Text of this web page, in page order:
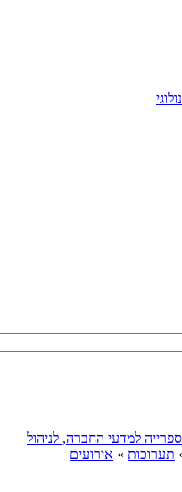
למדעי החברה, לניהול
תערוכות » אירועים